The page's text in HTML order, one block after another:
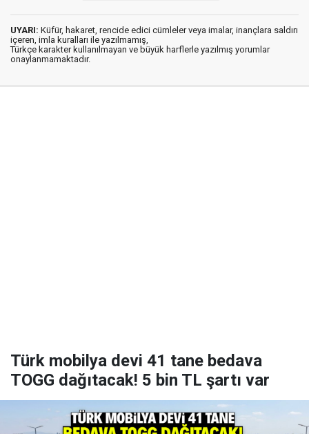
UYARI: Küfür, hakaret, rencide edici cümleler veya imalar, inançlara saldırı
içeren, imla kuralları ile yazılmamış,
Türkçe karakter kullanılmayan ve büyük harflerle yazılmış yorumlar
onaylanmamaktadır.
Türk mobilya devi 41 tane bedava
TOGG dağıtacak! 5 bin TL şartı var